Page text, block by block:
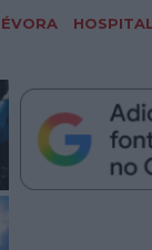
ÉVORA